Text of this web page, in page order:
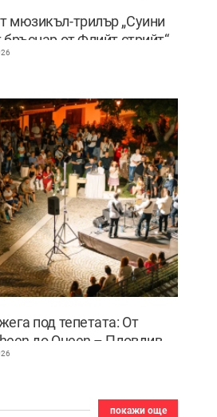
мюзикъл-трилър „Суини
от Флийт стрийт“
сцената на Античния
под тепетата: От
до Queen – Пловдив
покажи още